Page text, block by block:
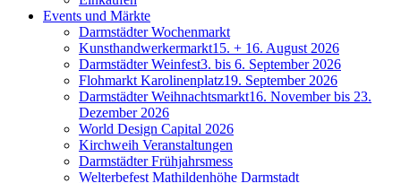
Events und Märkte
Darmstädter Wochenmarkt
Kunsthandwerkermarkt15. + 16. August 2026
Darmstädter Weinfest3. bis 6. September 2026
Flohmarkt Karolinenplatz19. September 2026
Darmstädter Weihnachtsmarkt16. November bis 23.
Dezember 2026
World Design Capital 2026
Kirchweih Veranstaltungen
Darmstädter Frühjahrsmess
Welterbefest Mathildenhöhe Darmstadt